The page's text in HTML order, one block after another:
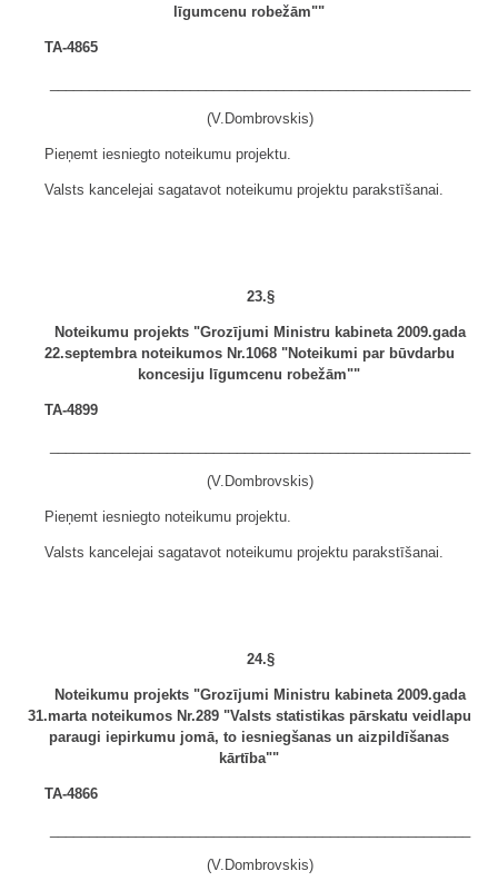
līgumcenu robežām""
TA-4865
(V.Dombrovskis)
Pieņemt iesniegto noteikumu projektu.
Valsts kancelejai sagatavot noteikumu projektu parakstīšanai.
23.§
Noteikumu projekts "Grozījumi Ministru kabineta 2009.gada
22.septembra noteikumos Nr.1068 "Noteikumi par būvdarbu
koncesiju līgumcenu robežām""
TA-4899
(V.Dombrovskis)
Pieņemt iesniegto noteikumu projektu.
Valsts kancelejai sagatavot noteikumu projektu parakstīšanai.
24.§
Noteikumu projekts "Grozījumi Ministru kabineta 2009.gada
31.marta noteikumos Nr.289 "Valsts statistikas pārskatu veidlapu
paraugi iepirkumu jomā, to iesniegšanas un aizpildīšanas
kārtība""
TA-4866
(V.Dombrovskis)